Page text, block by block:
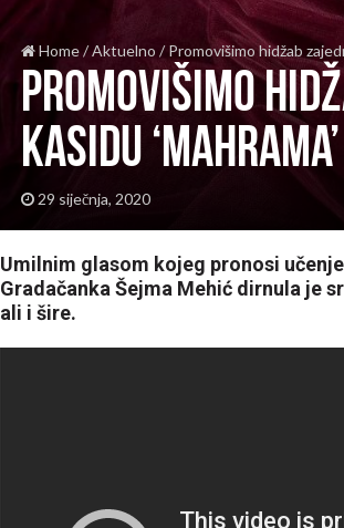
Home/Aktuelno / Promovišimo hidžab
Promovišimo
kasidu ‘Mahrama’
29 siječnja, 2020
Umilnim glasom kojeg pronosi
Gradačanka Šejma Mehić dirnula je
ali i šire.